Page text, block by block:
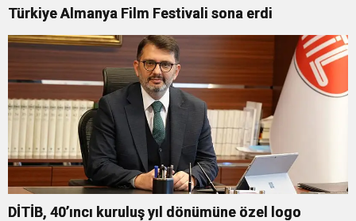
Türkiye Almanya Film Festivali sona erdi
DİTİB, 40’ıncı kuruluş yıl dönümüne özel logo